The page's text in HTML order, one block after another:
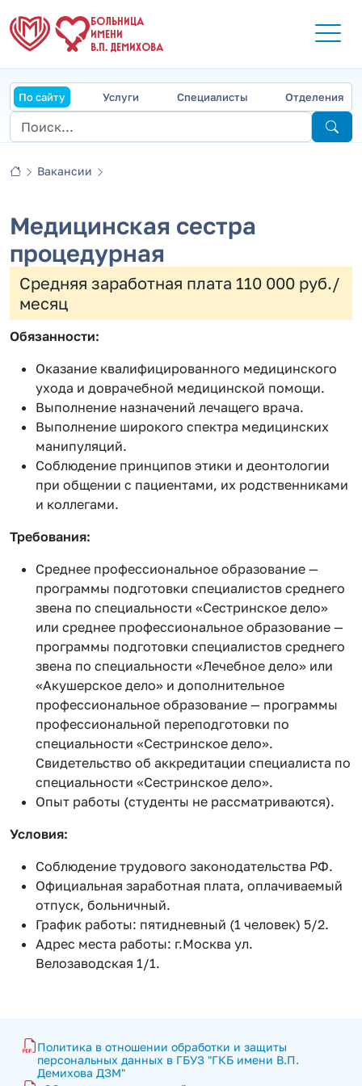
БОЛЬНИЦА
ИМЕНИ
В.П. ДЕМИХОВА
По сайту Услуги Специалисты Отделения
Вакансии
Медицинская сестра
процедурная
Средняя заработная плата 110 000 руб./
месяц
Обязанности:
Оказание квалифицированного медицинского
ухода и доврачебной медицинской помощи.
Выполнение назначений лечащего врача.
Выполнение широкого спектра медицинских
манипуляций.
Соблюдение принципов этики и деонтологии
при общении с пациентами, их родственниками
и коллегами.
Требования:
Среднее профессиональное образование —
программы подготовки специалистов среднего
звена по специальности «Сестринское дело»
или среднее профессиональное образование —
программы подготовки специалистов среднего
звена по специальности «Лечебное дело» или
«Акушерское дело» и дополнительное
профессиональное образование — программы
профессиональной переподготовки по
специальности «Сестринское дело».
Свидетельство об аккредитации специалиста по
специальности «Сестринское дело».
Опыт работы (студенты не рассматриваются).
Условия:
Соблюдение трудового законодательства РФ.
Официальная заработная плата, оплачиваемый
отпуск, больничный.
График работы: пятидневный (1 человек) 5/2.
Адрес места работы: г.Москва ул.
Велозаводская 1/1.
Политика в отношении обработки и защиты
персональных данных в ГБУЗ "ГКБ имени В.П.
Демихова ДЗМ"